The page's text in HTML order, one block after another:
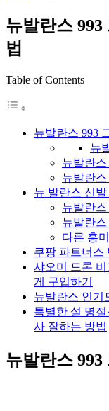
뉴발란스
법
Table of Contents
뉴발란스 993
뉴
뉴발란스
뉴발란스
뉴 발란스 신
뉴발란
뉴발란스
다른 흥
쿠팡 파트너스
샤오미 드론
게 구입하기
뉴발란스 인기
특별한 설 명
사 잘하는 방법
뉴발란스 993